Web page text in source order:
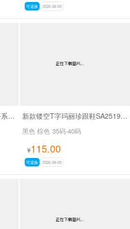
可退换 2026-08-05
新款休闲阿甘德训鞋韩版百搭系带薄底休闲鞋SA1883 新款镂空T字玛丽珍跟鞋SA2519-65
黑色 棕色 35码-40码
¥115.00
可退换 2026-08-05